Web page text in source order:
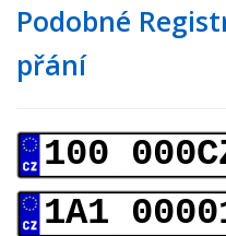
Podobné
přání
100
1A1